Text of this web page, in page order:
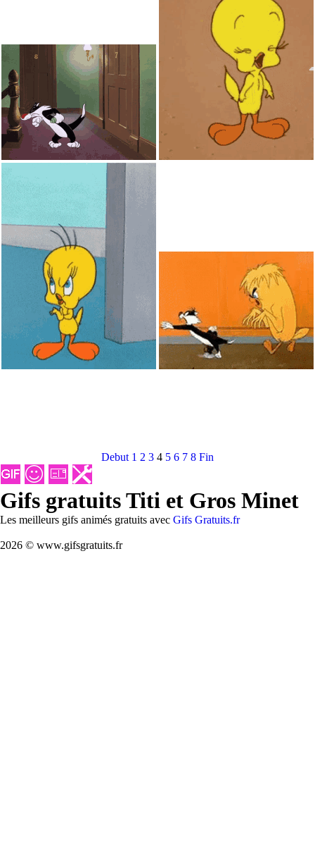
Debut 1 2 3 4 5 6 7 8 Fin
Gifs gratuits Titi et Gros Minet
Les meilleurs gifs animés gratuits avec Gifs Gratuits.fr
2026 © www.gifsgratuits.fr